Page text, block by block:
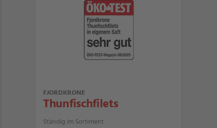
FJORDKRONE
Thunfischfilets
Ständig im Sortiment